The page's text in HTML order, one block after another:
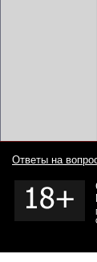
Ответы на